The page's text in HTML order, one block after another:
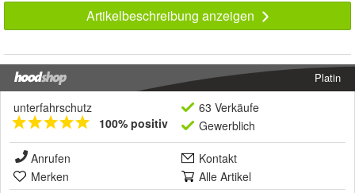
Artikelbeschreibung anzeigen
Platin
unterfahrschutz
100% positiv
63 Verkäufe
Gewerblich
Anrufen
Kontakt
Merken
Alle Artikel